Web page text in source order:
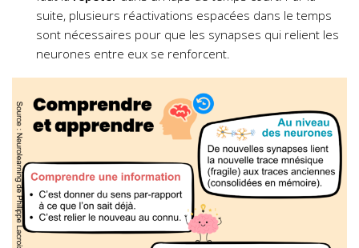
suite, plusieurs réactivations espacées dans le temps
sont nécessaires pour que les synapses qui relient les
neurones entre eux se renforcent.